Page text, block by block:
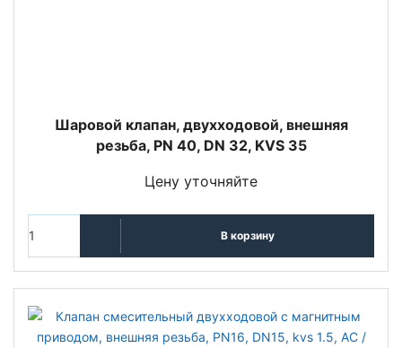
Шаровой клапан, двухходовой, внешняя
резьба, PN 40, DN 32, KVS 35
Цену уточняйте
В корзину